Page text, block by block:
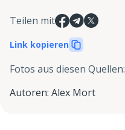
Teilen mit
Link kopieren
Fotos aus diesen Quellen:
Autoren: Alex Mort